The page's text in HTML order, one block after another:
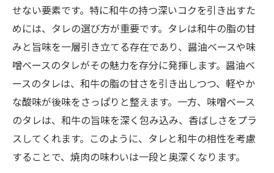
せない要素です。特に和牛の持つ深いコクを引き出すた
めには、タレの選び方が重要です。タレは和牛の脂の甘
みと旨味を一層引き立てる存在であり、醤油ベースや味
噌ベースのタレがその魅力を存分に発揮します。醤油ベ
ースのタレは、和牛の脂の甘さを引き出しつつ、軽やか
な酸味が後味をさっぱりと整えます。一方、味噌ベース
のタレは、和牛の旨味を深く包み込み、香ばしさをプラ
スしてくれます。このように、タレと和牛の相性を考慮
することで、焼肉の味わいは一段と奥深くなります。